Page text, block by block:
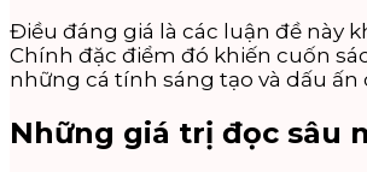
Điều đáng giá là các luận đề này
Chính đặc điểm đó khiến cuốn
những cá tính sáng tạo và dấu
Những giá trị đọc sâu